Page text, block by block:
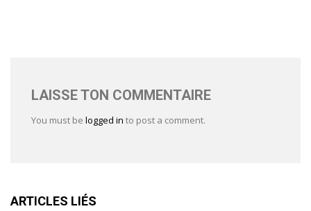
LAISSE TON COMMENTAIRE
You must be logged in to post a comment.
ARTICLES LIÉS